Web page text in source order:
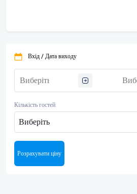
Вхід / Дата виходу
Кількість гостей
Виберіть
Розрахувати ціну